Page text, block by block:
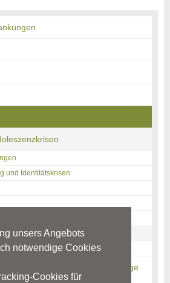
unsers Angebots
notwendige Cookies
Cookies für
und Identitätskrisen
für behandlungsbedürftige